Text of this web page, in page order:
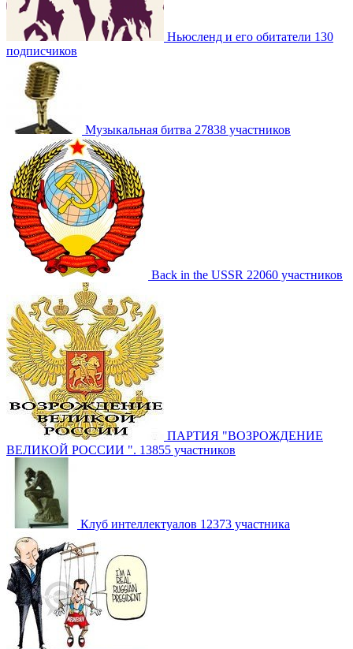
Ньюсленд и его обитатели 130
подписчиков
Музыкальная битва 27838 участников
Back in the USSR 22060 участников
ПАРТИЯ "ВОЗРОЖДЕНИЕ
ВЕЛИКОЙ РОССИИ ". 13855 участников
Клуб интеллектуалов 12373 участника